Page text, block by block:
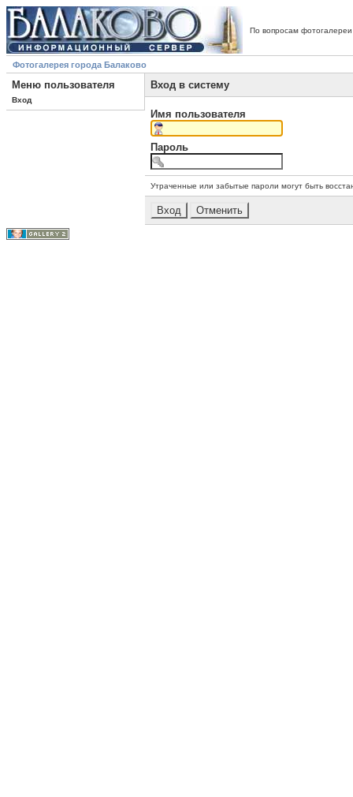
По вопросам
Фотогалерея города Балаково
Меню пользователя
Вход
Вход в систему
Имя пользователя
Пароль
Утраченные или забытые пароли могут быть